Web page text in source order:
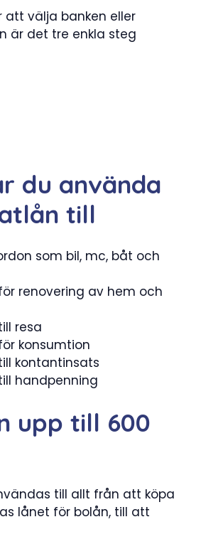
att välja banken eller
är det tre enkla steg
du använda
till
som bil, mc, båt och
renovering av hem och
resa
konsumtion
kontantinsats
handpenning
upp till 600
till allt från att köpa
lånet för bolån, till att